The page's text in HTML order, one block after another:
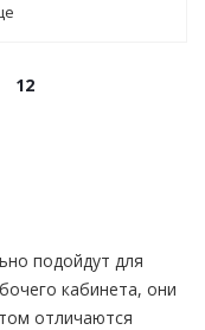
12
подойдут для
кабинета, они
отличаются